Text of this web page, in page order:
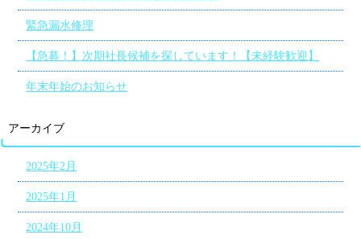
緊急漏水修理
【急募！】次期社長候補を探しています！【未経験歓迎】
年末年始のお知らせ
アーカイブ
2025年2月
2025年1月
2024年10月